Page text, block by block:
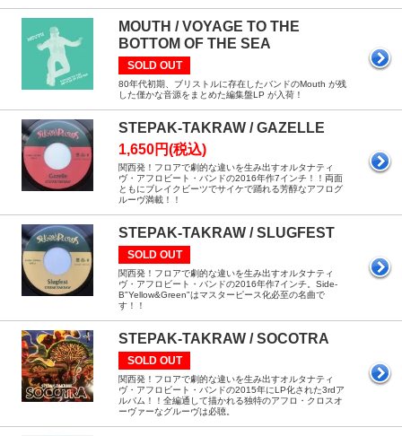
MOUTH / VOYAGE TO THE
BOTTOM OF THE SEA
SOLD OUT
80年代初期、ブリストルに存在したバンドのMouth が残
した僅かな音源をまとめた編集盤LP が入荷！
STEPAK-TAKRAW / GAZELLE
1,650円(税込)
関西発！フロアで劇的な違いを生み出すオルタナティ
ヴ・アフロビート・バンドの2016年作7インチ！！両面
ともにブレイクビーツでサイケで踊れる芳醇なアフログ
ルーヴ満載！！
STEPAK-TAKRAW / SLUGFEST
SOLD OUT
関西発！フロアで劇的な違いを生み出すオルタナティ
ヴ・アフロビート・バンドの2016年作7インチ。Side-
B"Yellow&Green"はマスターピース化必至の名曲で
す！！
STEPAK-TAKRAW / SOCOTRA
SOLD OUT
関西発！フロアで劇的な違いを生み出すオルタナティ
ヴ・アフロビート・バンドの2015年にLP化された3rdア
ルバム！！全編通して描かれる独特のアフロ・クロスオ
ーヴァーなグルーヴは必聴。